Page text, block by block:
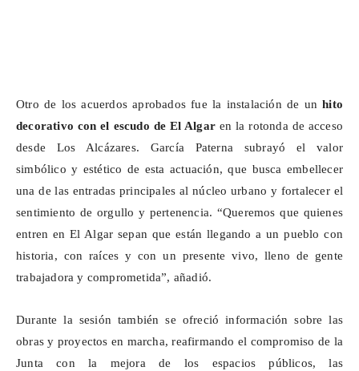
Otro de los acuerdos aprobados fue la instalación de unhito
decorativo con el escudo de El Algar en la rotonda de acceso
desde Los Alcázares. García Paterna subrayó el valor
simbólico y estético de esta actuación, que busca embellecer
una de las entradas principales al núcleo urbano y fortalecer el
sentimiento de orgullo y pertenencia. “Queremos que quienes
entren en El Algar sepan que están llegando a un pueblo con
historia, con raíces y con un presente vivo, lleno de gente
trabajadora y comprometida”, añadió.
Durante la sesión también se ofreció información sobre las
obras y proyectos en marcha, reafirmando el compromiso de la
Junta con la mejora de los espacios públicos, las